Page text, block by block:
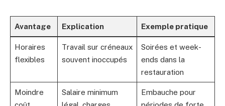
Avantage Explication Exemple pratique
Horaires
flexibles
Travail sur créneaux
souvent inoccupés
Soirées et week-
ends dans la
restauration
Moindre
Salaire minimum
Embauche pour